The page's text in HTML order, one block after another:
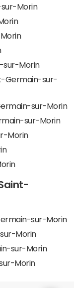
Morin
sur-Morin
Germain-sur-
sur-Morin
sur-Morin
Morin
sur-Morin
Morin
sur-Morin
Morin